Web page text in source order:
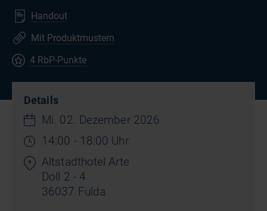
Handout
Mit Produktmustern
4 RbP-Punkte
Details
Mi. 02. Dezember 2026
14:00 - 18:00 Uhr
Altstadthotel Arte
Doll 2 - 4
36037 Fulda